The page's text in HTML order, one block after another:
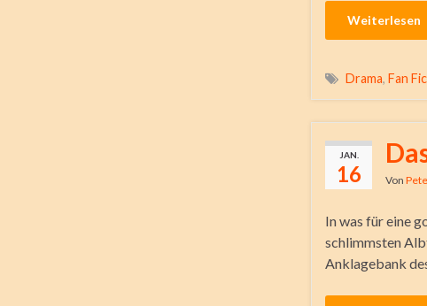
Weiterlesen
Drama, Fan
JAN.
16 Von
In was für eine
schlimmsten
Anklagebank